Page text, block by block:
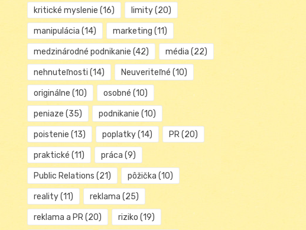
kritické myslenie (16) limity(20)
manipulácia (14) marketing (11)
medzinárodné podnikanie (42) média (22)
nehnuteľnosti (14) Neuveriteľné (10)
originálne (10) osobné (10)
peniaze (35) podnikanie (10)
poistenie (13) poplatky(14) PR(20)
praktické (11) práca (9)
Public Relations (21) pôžička (10)
reality(11) reklama (25)
reklama a PR(20) riziko (19)